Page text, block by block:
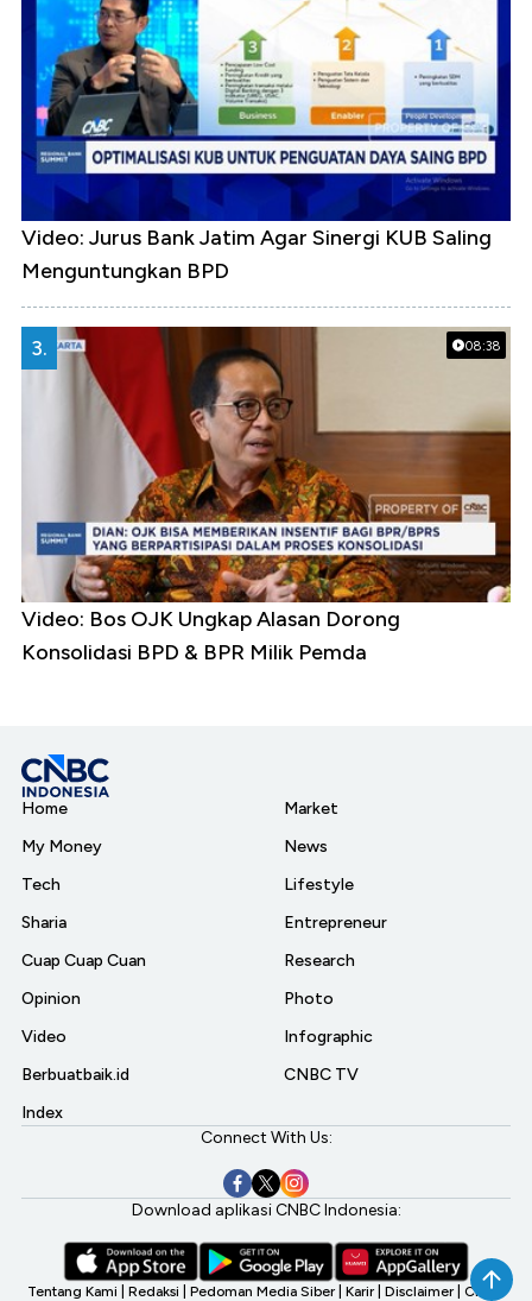
Video: Jurus Bank Jatim Agar Sinergi KUB Saling
Menguntungkan BPD
08:38
3.
Video: Bos OJK Ungkap Alasan Dorong
Konsolidasi BPD & BPR Milik Pemda
Home
My Money
Tech
Sharia
Cuap Cuap Cuan
Opinion
Video
Berbuatbaik.id
Index
Market
News
Lifestyle
Entrepreneur
Research
Photo
Infographic
CNBC TV
Connect With Us:
Download aplikasi CNBC Indonesia:
Tentang Kami Redaksi Pedoman Media Siber Karir Disclaimer CNBC